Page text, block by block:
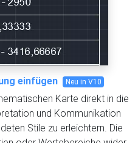
einfügen Neu in V10
Karte direkt in die
und Kommunikation
Stile zu erleichtern. Die